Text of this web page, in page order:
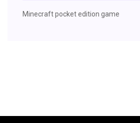
Minecraft pocket edition game